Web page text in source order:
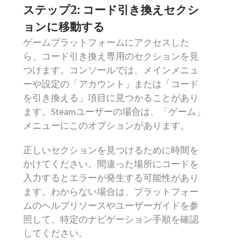
ステップ2: コード引き換えセクシ
ョンに移動する
ゲームプラットフォームにアクセスした
ら、コード引き換え専用のセクションを見
つけます。コンソールでは、メインメニュ
ーや設定の「アカウント」または「コード
を引き換える」項目に見つかることがあり
ます。Steamユーザーの場合は、「ゲーム」
メニューにこのオプションがあります。
正しいセクションを見つけるために時間を
かけてください。間違った場所にコードを
入力するとエラーが発生する可能性があり
ます。わからない場合は、プラットフォー
ムのヘルプリソースやユーザーガイドを参
照して、特定のナビゲーション手順を確認
してください。